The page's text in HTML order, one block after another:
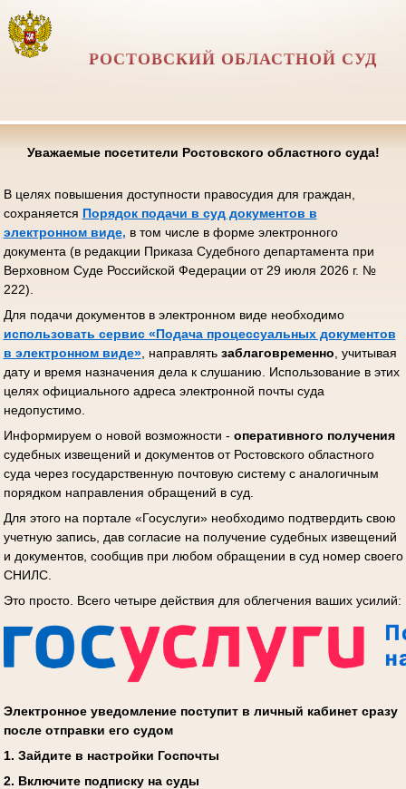
РОСТОВСКИЙ ОБЛАСТНОЙ СУД
Уважаемые посетители Ростовского областного суда!
В целях повышения доступности правосудия для граждан,
сохраняется Порядок подачи в суд документов в
электронном виде, в том числе в форме электронного
документа (в редакции Приказа Судебного департамента при
Верховном Суде Российской Федерации от 29 июля 2026 г. №
222).
Для подачи документов в электронном виде необходимо
использовать сервис «Подача процессуальных документов
в электронном виде», направлять заблаговременно , учитывая
дату и время назначения дела к слушанию. Использование в этих
целях официального адреса электронной почты суда
недопустимо.
Информируем о новой возможности - оперативного получения
судебных извещений и документов от Ростовского областного
суда через государственную почтовую систему с аналогичным
порядком направления обращений в суд.
Для этого на портале «Госуслуги» необходимо подтвердить свою
учетную запись, дав согласие на получение судебных извещений
и документов, сообщив при любом обращении в суд номер своего
СНИЛС.
Это просто. Всего четыре действия для облегчения ваших усилий:
Электронное уведомление поступит в личный кабинет сразу
после отправки его судом
1. Зайдите в настройки Госпочты
2. Включите подписку на суды